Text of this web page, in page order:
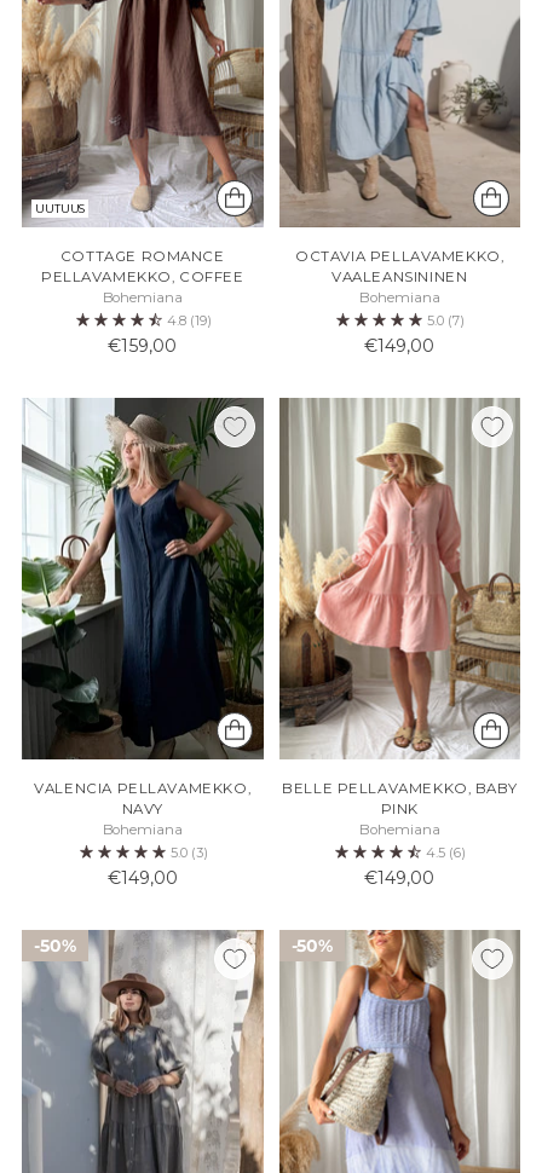
UUTUUS
COTTAGE ROMANCE
PELLAVAMEKKO, COFFEE
Bohemiana
4.8 (19)
€159,00
OCTAVIA PELLAVAMEKKO,
VAALEANSININEN
Bohemiana
5.0 (7)
€149,00
VALENCIA PELLAVAMEKKO,
NAVY
Bohemiana
5.0 (3)
€149,00
BELLE PELLAVAMEKKO, BABY
PINK
Bohemiana
4.5 (6)
€149,00
50% 50%